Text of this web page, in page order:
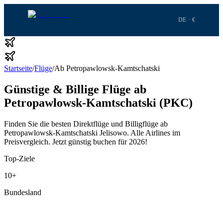
DE · €
Startseite/Flüge/Ab Petropawlowsk-Kamtschatski
Günstige & Billige Flüge ab
Petropawlowsk-Kamtschatski (PKC)
Finden Sie die besten Direktflüge und Billigflüge ab
Petropawlowsk-Kamtschatski Jelisowo. Alle Airlines im
Preisvergleich. Jetzt günstig buchen für 2026!
Top-Ziele
10+
Bundesland